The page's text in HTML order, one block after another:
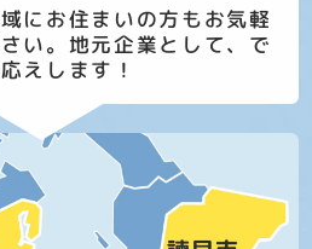
にお住まいの方もお気軽
い。地元企業として、で
えします！